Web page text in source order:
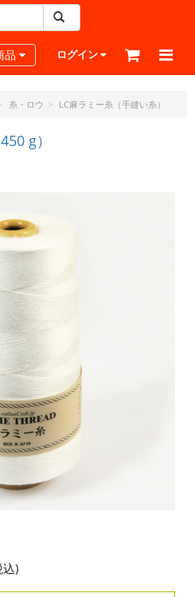
navigation
品 ログイン
糸・ロウ LC麻ラミー糸（手縫い糸）
g）
込)